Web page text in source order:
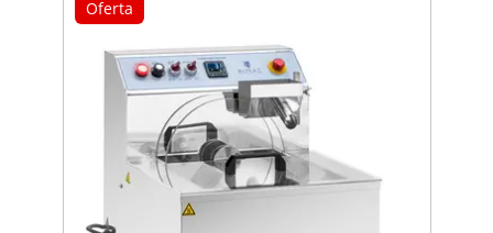
Oferta